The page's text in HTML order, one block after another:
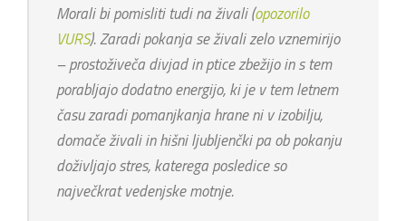
Morali bi pomisliti tudi na živali (opozorilo
VURS). Zaradi pokanja se živali zelo vznemirijo
– prostoživeča divjad in ptice zbežijo in s tem
porabljajo dodatno energijo, ki je v tem letnem
času zaradi pomanjkanja hrane ni v izobilju,
domače živali in hišni ljubljenčki pa ob pokanju
doživljajo stres, katerega posledice so
največkrat vedenjske motnje.